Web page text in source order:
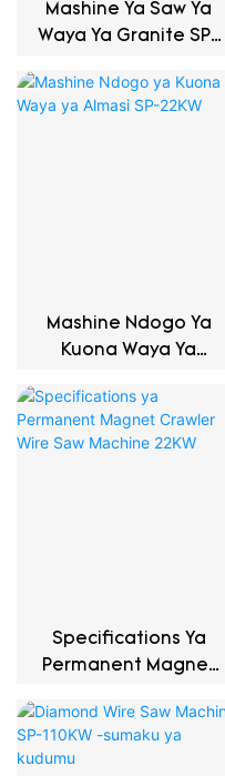
Mashine Ya Saw Ya
Waya Ya Granite SP-
Ya Kawaida
Mashine Ndogo Ya
Kuona Waya Ya
Specifications Ya
Permanent Magnet
Machine 22KW